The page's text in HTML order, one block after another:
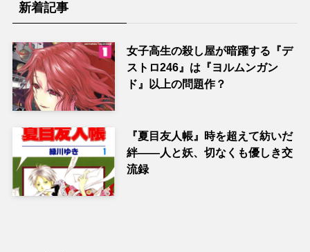
新着記事
女子高生の殺し屋が暗躍する『デ
ストロ246』は『ヨルムンガン
ド』以上の問題作？
『夏目友人帳』時を超えて紡いだ
絆――人と妖、切なくも優しき交
流録